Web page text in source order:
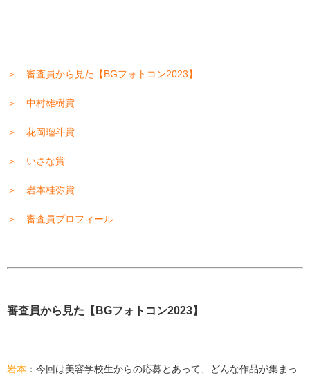
＞ 審査員から見た【BGフォトコン2023】
＞ 中村雄樹賞
＞ 花岡瑠斗賞
＞ いさな賞
＞ 岩本桂弥賞
＞ 審査員プロフィール
審査員から見た【BGフォトコン2023】
岩本 ：今回は美容学校生からの応募とあって、どんな作品が集まっ